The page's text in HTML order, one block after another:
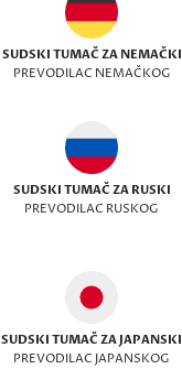
SUDSKI TUMAČ ZA NEMAČKI
PREVODILAC NEMAČKOG
SUDSKI TUMAČ ZA RUSKI
PREVODILAC RUSKOG
SUDSKI TUMAČ ZA JAPANSKI
PREVODILAC JAPANSKOG